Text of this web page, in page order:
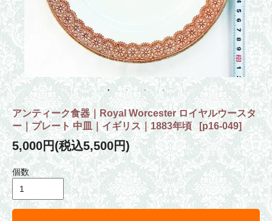
アンティーク食器｜Royal Worcester ロイヤルウースタ
ー｜プレート 中皿｜イギリス｜1883年頃[p16-049]
5,000円(税込5,500円)
個数